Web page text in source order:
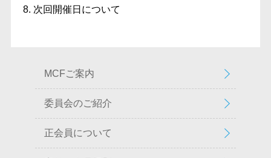
8. 次回開催日について
MCFご案内
委員会のご紹介
正会員について